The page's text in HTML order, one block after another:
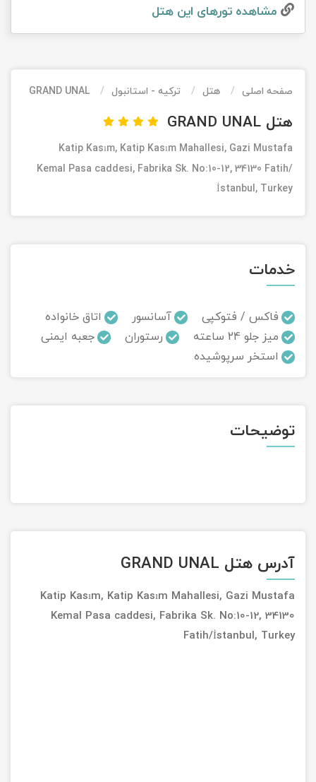
مشاهده تور‌های این هتل
صفحه اصلی هتل ترکیه - استانبول GRAND UNAL
هتل GRAND UNAL
Katip Kasım, Katip Kasım Mahallesi, Gazi Mustafa
Kemal Pasa caddesi, Fabrika Sk. No:10-12, 34130 Fatih/
İstanbul, Turkey
خدمات
فاکس / فتوکپی آسانسور
اتاق خانواده
میز جلو 24 ساعته
رستوران
جعبه ایمنی
استخر سرپوشیده
توضیحات
آدرس هتل GRAND UNAL
Katip Kasım, Katip Kasım Mahallesi, Gazi Mustafa
Kemal Pasa caddesi, Fabrika Sk. No:10-12, 34130
Fatih/İstanbul, Turkey
تور کویر کاراکال
تور کویر مصر
تور کویر ابوزیدآباد
تور مرداب سراوان
تور سوباتان
تور چابهار
تور کاشان
تور آفرود
تور کیش از ساری
اقساطی
تور کیش از بندرعباس
اقساطی
تور قزاقستان اقساطی
تور زیارتی اقساطی